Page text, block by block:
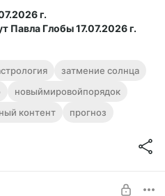
г.
Павла Глобы 17.07.2026 г.
затмение солнца
новыймировойпорядок
контент прогноз